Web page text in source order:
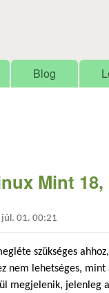
Blog
Mint 18,
01. 00:21
szükséges
nem lehetséges,
megjelenik, jelenleg